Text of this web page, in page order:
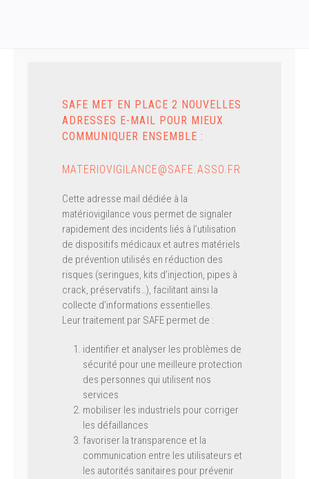
SAFE MET EN PLACE 2 NOUVELLES
ADRESSES E-MAIL POUR MIEUX
COMMUNIQUER ENSEMBLE :
MATERIOVIGILANCE@SAFE.ASSO.FR
Cette adresse mail dédiée à la
matériovigilance vous permet de signaler
rapidement des incidents liés à l’utilisation
de dispositifs médicaux et autres matériels
de prévention utilisés en réduction des
risques (seringues, kits d’injection, pipes à
crack, préservatifs…), facilitant ainsi la
collecte d’informations essentielles.
Leur traitement par SAFE permet de :
identifier et analyser les problèmes de
sécurité pour une meilleure protection
des personnes qui utilisent nos
services
mobiliser les industriels pour corriger
les défaillances
favoriser la transparence et la
communication entre les utilisateurs et
les autorités sanitaires pour prévenir